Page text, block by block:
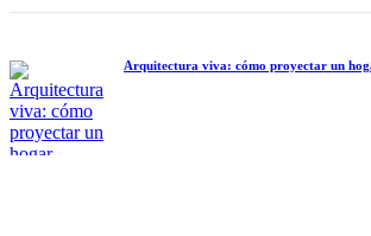
Arquitectura viva: cómo proyectar un